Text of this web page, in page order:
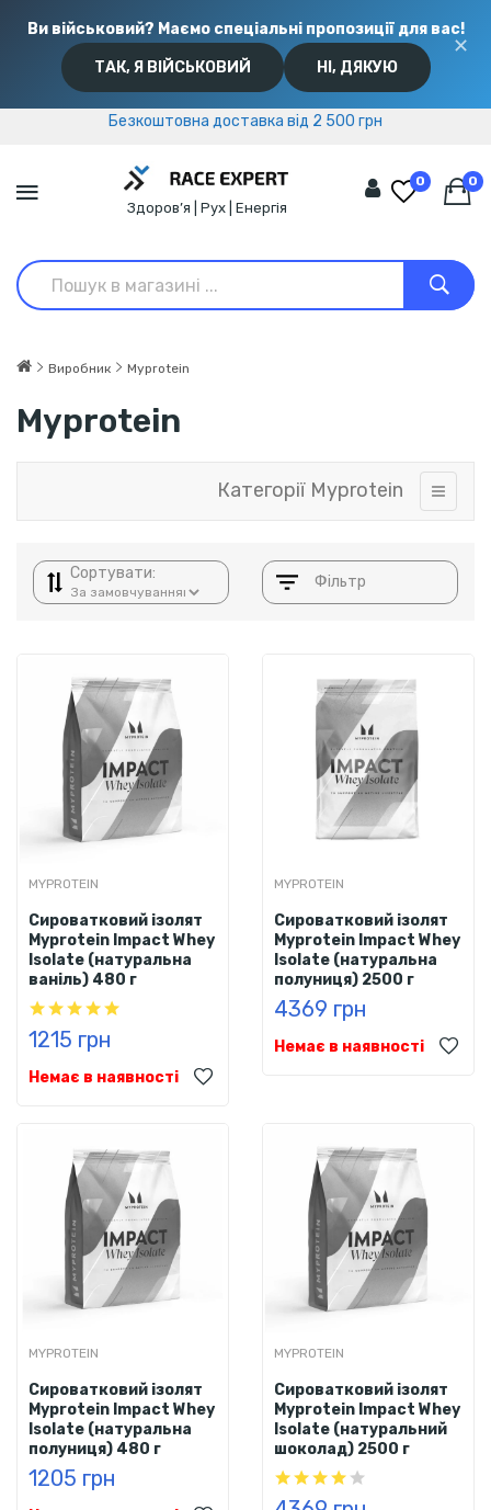
Ви військовий? Маємо спеціальні пропозиції для вас!
ТАК, Я ВІЙСЬКОВИЙ НІ, ДЯКУЮ
✕
Безкоштовна доставка від 2 500 грн
Безкоштовна доставка від 2 500 грн
Здоров’я | Рух | Енергія
0 0
Виробник Myprotein
Myprotein
Категорії Myprotein
Сортувати: Фільтр
MYPROTEIN
Сироватковий ізолят
Myprotein Impact Whey
Isolate (натуральна
ваніль) 480 г
1215 грн
Немає в наявності
MYPROTEIN
Сироватковий ізолят
Myprotein Impact Whey
Isolate (натуральна
полуниця) 2500 г
4369 грн
Немає в наявності
MYPROTEIN
Сироватковий ізолят
Myprotein Impact Whey
Isolate (натуральна
полуниця) 480 г
1205 грн
MYPROTEIN
Сироватковий ізолят
Myprotein Impact Whey
Isolate (натуральний
шоколад) 2500 г